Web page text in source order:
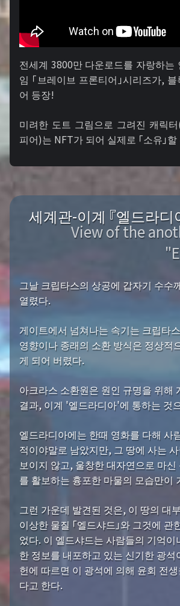
전세계 3800만 다운로드를 자랑하는
임 「브레이브 프론티어」시리즈가,
어 등장!
미려한 도트 그림으로 그려진 캐릭
피어)는 NFT가 되어 실제로 「소유」
세계관-이계 『엘드라디
View of the
그날 크립타스의 상공에 갑자기 수수
열렸다.
게이트에서 넘쳐나는 속기는 크립타
영향이나 종래의 소환 방식은 정상적
게 되어 버렸다.
아크라스 소환원은 원인 규명을 위해
결과, 이계 '엘드라디아'에 통하는 것
엘드라디아에는 한때 영화를 다해 사
적이야말로 남았지만, 그 땅에 사는
보이지 않고, 울창한 대자연으로 마
를 활보하는 흉포한 마물의 모습만이
그런 가운데 발견된 것은, 이 땅의 대
이상한 물질 「엘드샤드」와 그것에
었다. 이 엘드샤드는 사람들의 기억
한 정보를 내포하고 있는 신기한 광
헌에 따르면 이 광석에 의해 윤회 전
다고 한다.